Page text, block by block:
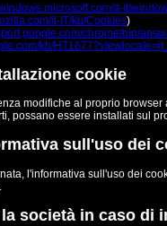
it-it/
it-IT/kb/Cookies)
chrome/bin/
kb/
cookie
modifiche al proprio
possano essere installati sul
sull'uso dei
l'informativa sull'uso dei
società in caso di